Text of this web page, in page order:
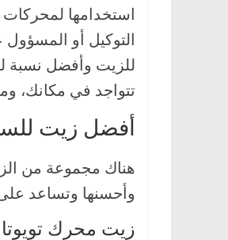
استخدامها
التوكيل أو
للزيت وأفضل نسبة
تتواجد في مكانك،
أفضل زيت
هناك مجموعة من
وأحسنها وتساعد
زيت محرك تويوتا